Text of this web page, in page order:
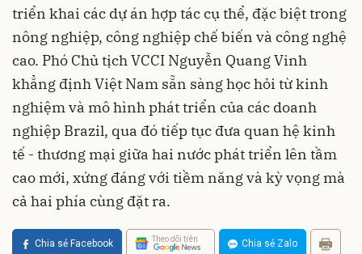
triển khai các dự án hợp tác cụ thể, đặc biệt trong
nông nghiệp, công nghiệp chế biến và công nghệ
cao. Phó Chủ tịch VCCI Nguyễn Quang Vinh
khẳng định Việt Nam sẵn sàng học hỏi từ kinh
nghiệm và mô hình phát triển của các doanh
nghiệp Brazil, qua đó tiếp tục đưa quan hệ kinh
tế - thương mại giữa hai nước phát triển lên tầm
cao mới, xứng đáng với tiềm năng và kỳ vọng mà
cả hai phía cùng đặt ra.
Chia sẻ Facebook Theo dõi trên Chia sẻ Zalo